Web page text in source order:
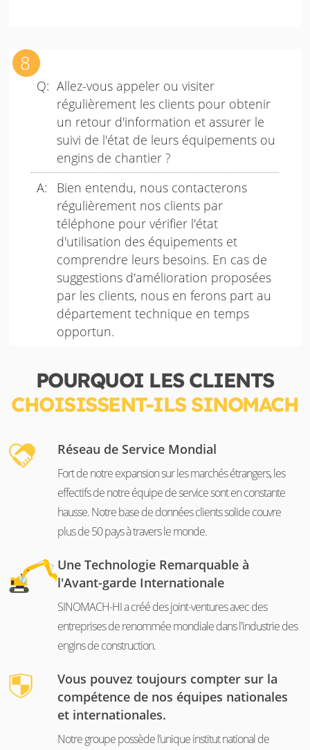
Allez-vous appeler ou visiter
régulièrement les clients pour obtenir
un retour d'information et assurer le
suivi de l'état de leurs équipements ou
engins de chantier ?
Bien entendu, nous contacterons
régulièrement nos clients par
téléphone pour vérifier l'état
d'utilisation des équipements et
comprendre leurs besoins. En cas de
suggestions d'amélioration proposées
par les clients, nous en ferons part au
département technique en temps
opportun.
POURQUOI LES CLIENTS
CHOISISSENT-ILS SINOMACH
Réseau de Service Mondial
Fort de notre expansion sur les marchés étrangers, les
effectifs de notre équipe de service sont en constante
hausse. Notre base de données clients solide couvre
plus de 50 pays à travers le monde.
Une Technologie Remarquable à
l'Avant-garde Internationale
SINOMACH-HI a créé des joint-ventures avec des
entreprises de renommée mondiale dans l'industrie des
engins de construction.
Vous pouvez toujours compter sur la
compétence de nos équipes nationales
et internationales.
Notre groupe possède l’unique institut national de